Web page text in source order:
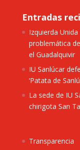
Entradas
Izquierda
problemática
el Guadalquivir
IU Sanlúcar
‘Patata de
La sede de IU
chirigota San
Transparencia